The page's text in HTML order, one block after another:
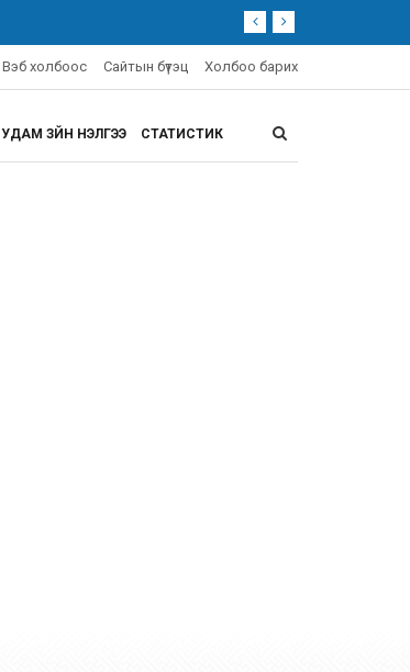
Вэб холбоос Сайтын бүтэц Холбоо барих
УДАМ ЗҮЙН ҮНЭЛГЭЭ СТАТИСТИК